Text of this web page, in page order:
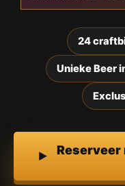
24
Unieke Beer